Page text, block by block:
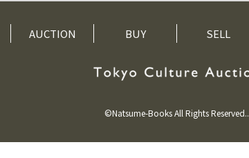
AUCTION BUY SELL
©Natsume-Books All Rights Reserved..